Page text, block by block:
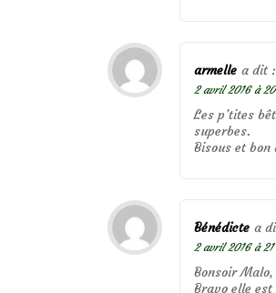
armelle a dit :
2 avril 2016 à
Les p’tites
superbes.
Bisous et bon
Bénédicte a
2 avril 2016 à
Bonsoir Malo,
Bravo elle